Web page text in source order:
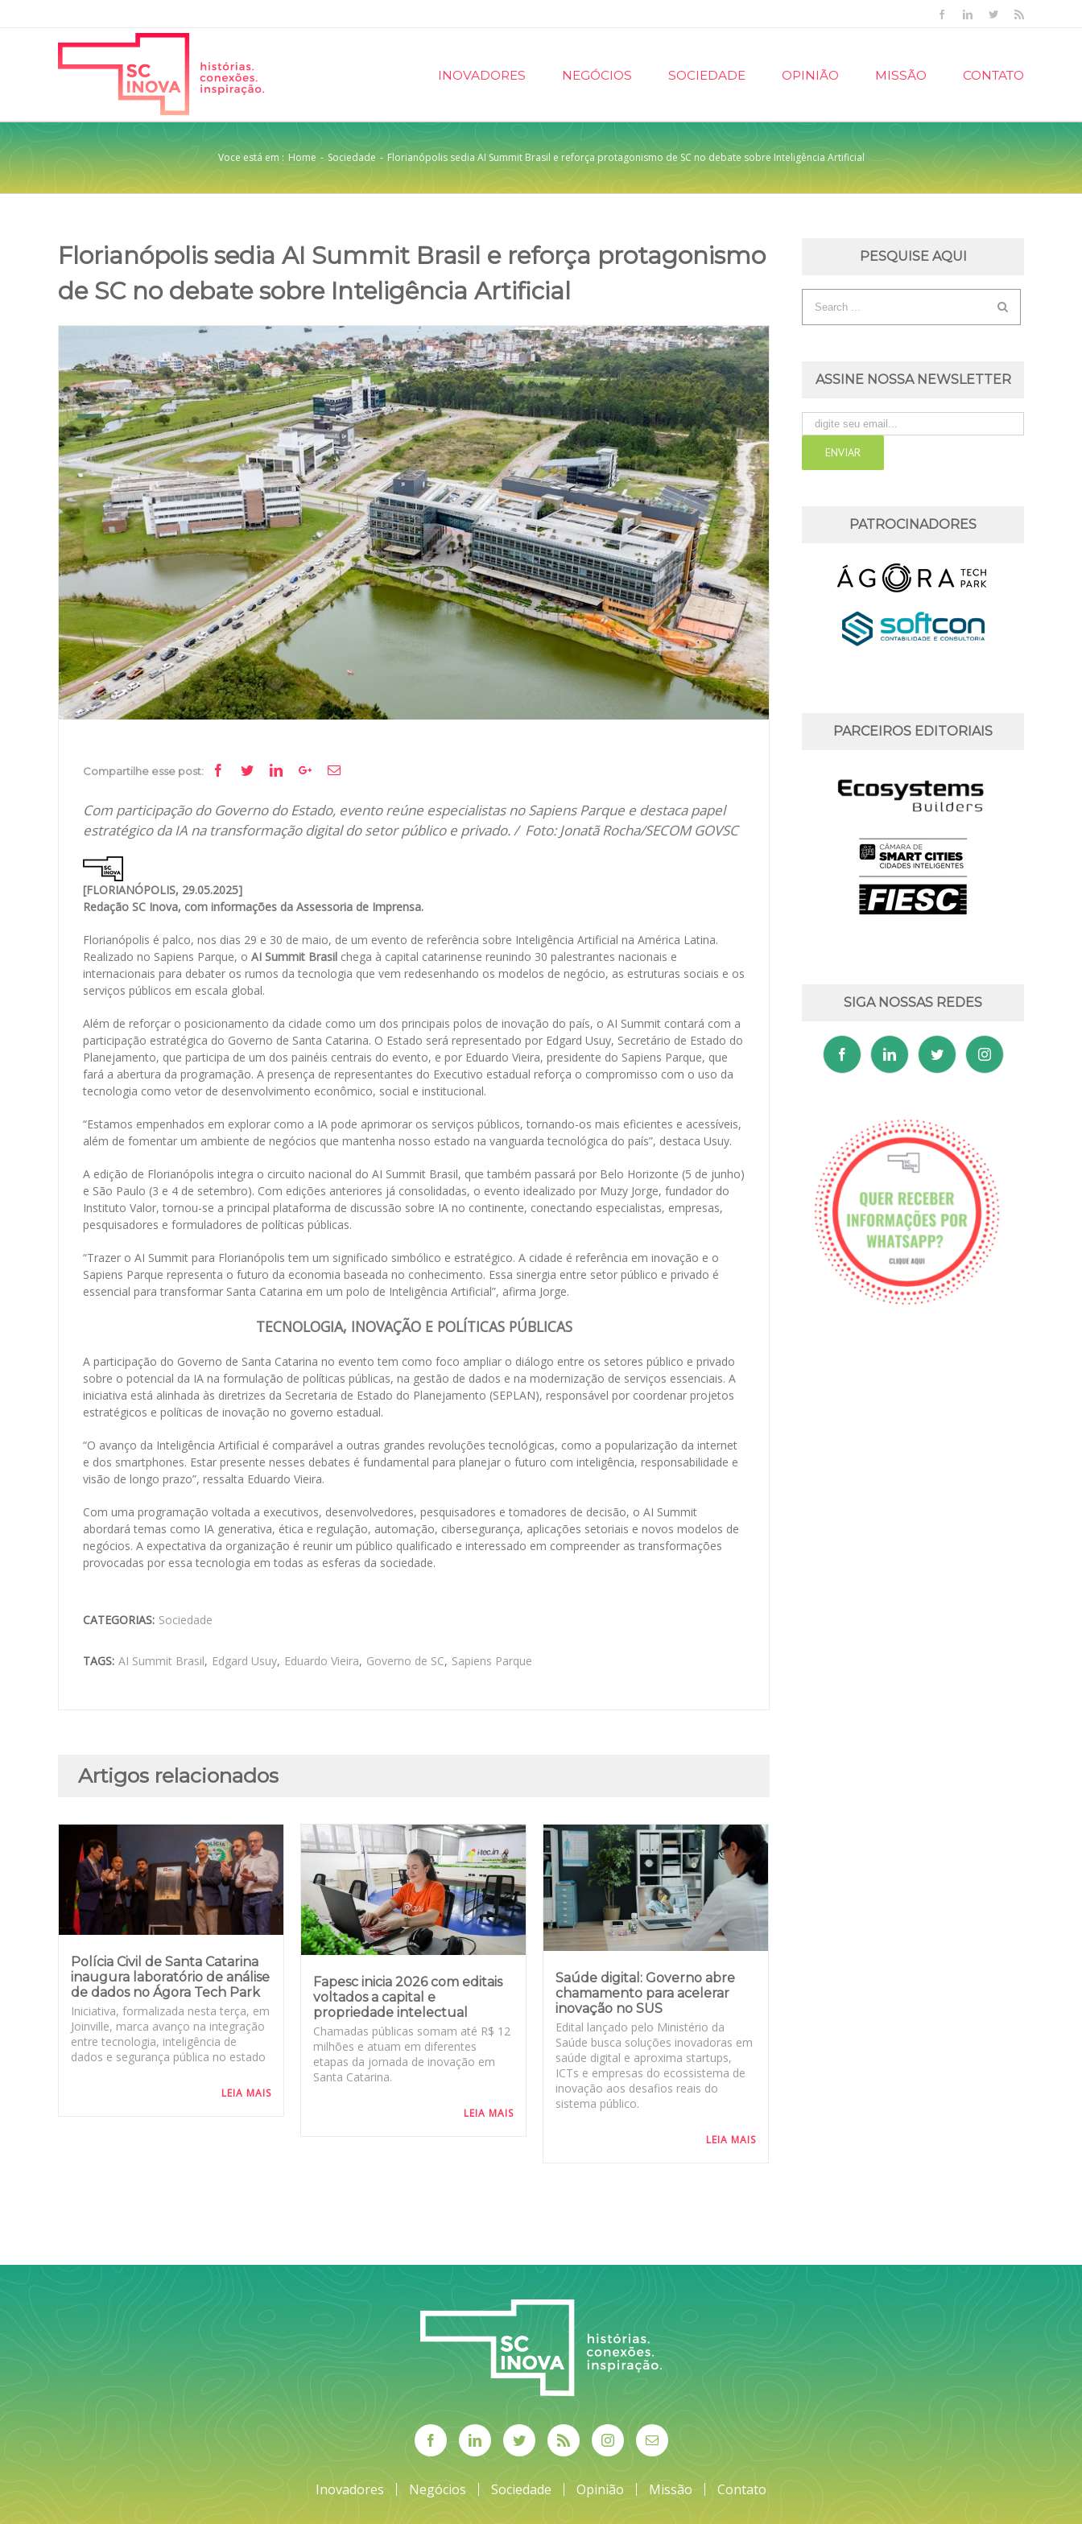
FacebookLinkedinTwitter
INOVADORES NEGÓCIOS SOCIEDADE OPINIÃO MISSÃO CONTATO
Voce está em : Home - Sociedade - Florianópolis sedia AI Summit Brasil e reforça protagonismo de SC no debate sobre Inteligência Artificial
Florianópolis sedia AI Summit Brasil e reforça protagonismo
de SC no debate sobre Inteligência Artificial
Image
Compartilhe esse post: Facebook
TwitterLinkedinGoogle+Email
Com participação do Governo do Estado, evento reúne especialistas no Sapiens Parque e destaca papel
estratégico da IA na transformação digital do setor público e privado. / Foto:Jonatã Rocha/SECOM GOVSC
[FLORIANÓPOLIS, 29.05.2025]
Redação SC Inova, com informações da Assessoria de Imprensa.
Florianópolis é palco, nos dias 29 e 30 de maio, de um evento de referência sobre Inteligência Artificial na América Latina.
Realizado no Sapiens Parque, o AI Summit Brasil chega à capital catarinense reunindo 30 palestrantes nacionais e
internacionais para debater os rumos da tecnologia que vem redesenhando os modelos de negócio, as estruturas sociais e os
serviços públicos em escala global.
Além de reforçar o posicionamento da cidade como um dos principais polos de inovação do país, o AI Summit contará com a
participação estratégica do Governo de Santa Catarina. O Estado será representado por Edgard Usuy, Secretário de Estado do
Planejamento, que participa de um dos painéis centrais do evento, e por Eduardo Vieira, presidente do Sapiens Parque, que
fará a abertura da programação. A presença de representantes do Executivo estadual reforça o compromisso com o uso da
tecnologia como vetor de desenvolvimento econômico, social e institucional.
“Estamos empenhados em explorar como a IA pode aprimorar os serviços públicos, tornando-os mais eficientes e acessíveis,
além de fomentar um ambiente de negócios que mantenha nosso estado na vanguarda tecnológica do país”, destaca Usuy.
A edição de Florianópolis integra o circuito nacional do AI Summit Brasil, que também passará por Belo Horizonte (5 de junho)
e São Paulo (3 e 4 de setembro). Com edições anteriores já consolidadas, o evento idealizado por Muzy Jorge, fundador do
Instituto Valor, tornou-se a principal plataforma de discussão sobre IA no continente, conectando especialistas, empresas,
pesquisadores e formuladores de políticas públicas.
“Trazer o AI Summit para Florianópolis tem um significado simbólico e estratégico. A cidade é referência em inovação e o
Sapiens Parque representa o futuro da economia baseada no conhecimento. Essa sinergia entre setor público e privado é
essencial para transformar Santa Catarina em um polo de Inteligência Artificial”, afirma Jorge.
TECNOLOGIA, INOVAÇÃO E POLÍTICAS PÚBLICAS
A participação do Governo de Santa Catarina no evento tem como foco ampliar o diálogo entre os setores público e privado
sobre o potencial da IA na formulação de políticas públicas, na gestão de dados e na modernização de serviços essenciais. A
iniciativa está alinhada às diretrizes da Secretaria de Estado do Planejamento (SEPLAN), responsável por coordenar projetos
estratégicos e políticas de inovação no governo estadual.
“O avanço da Inteligência Artificial é comparável a outras grandes revoluções tecnológicas, como a popularização da internet
e dos smartphones. Estar presente nesses debates é fundamental para planejar o futuro com inteligência, responsabilidade e
visão de longo prazo”, ressalta Eduardo Vieira.
Com uma programação voltada a executivos, desenvolvedores, pesquisadores e tomadores de decisão, o AI Summit
abordará temas como IA generativa, ética e regulação, automação, cibersegurança, aplicações setoriais e novos modelos de
negócios. A expectativa da organização é reunir um público qualificado e interessado em compreender as transformações
provocadas por essa tecnologia em todas as esferas da sociedade.
CATEGORIAS: Sociedade
TAGS: AI Summit Brasil, Edgard Usuy, Eduardo Vieira, Governo de SC, Sapiens Parque
PESQUISE AQUI
ASSINE NOSSA NEWSLETTER
PATROCINADORES
PARCEIROS EDITORIAIS
SIGA NOSSAS REDES
Artigos relacionados
Polícia Civil de Santa Catarina
inaugura laboratório de análise
de dados no Ágora Tech Park
Iniciativa, formalizada nesta terça, em
Joinville, marca avanço na integração
entre tecnologia, inteligência de
dados e segurança pública no estado
LEIA MAIS
Fapesc inicia 2026 com editais
voltados a capital e
propriedade intelectual
Chamadas públicas somam até R$ 12
milhões e atuam em diferentes
etapas da jornada de inovação em
Santa Catarina.
LEIA MAIS
Saúde digital: Governo abre
chamamento para acelerar
inovação no SUS
Edital lançado pelo Ministério da
Saúde busca soluções inovadoras em
saúde digital e aproxima startups,
ICTs e empresas do ecossistema de
inovação aos desafios reais do
sistema público.
LEIA MAIS
Inovadores Negócios Sociedade Opinião Missão Contato